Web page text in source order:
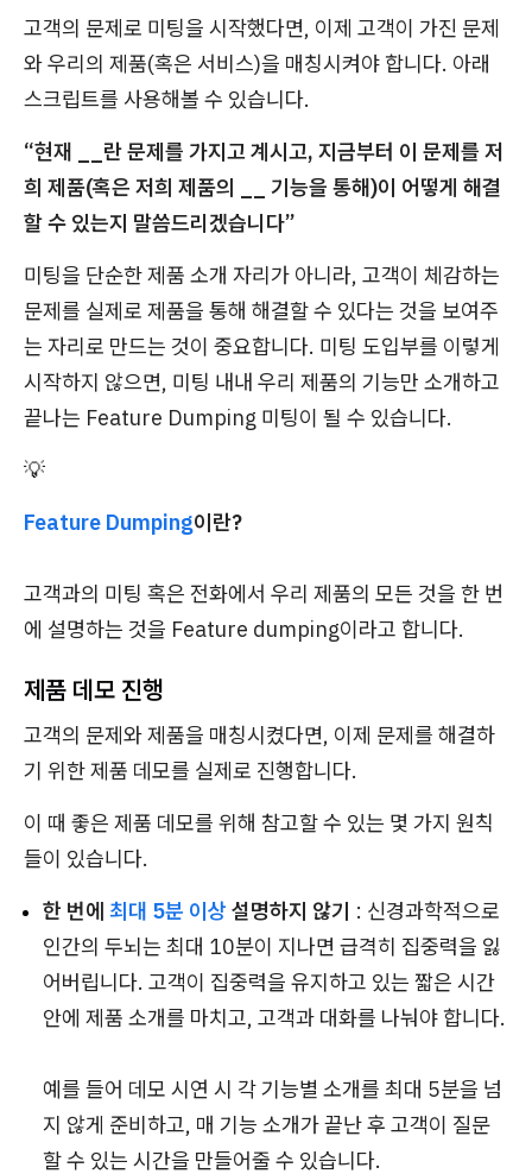
고객의 문제로 미팅을 시작했다면, 이제 고객이 가진 문제
와 우리의 제품(혹은 서비스)을 매칭시켜야 합니다. 아래
스크립트를 사용해볼 수 있습니다.
“현재 __란 문제를 가지고 계시고, 지금부터 이 문제를 저
희 제품(혹은 저희 제품의 __ 기능을 통해)이 어떻게 해결
할 수 있는지 말씀드리겠습니다”
미팅을 단순한 제품 소개 자리가 아니라, 고객이 체감하는
문제를 실제로 제품을 통해 해결할 수 있다는 것을 보여주
는 자리로 만드는 것이 중요합니다. 미팅 도입부를 이렇게
시작하지 않으면, 미팅 내내 우리 제품의 기능만 소개하고
끝나는 Feature Dumping 미팅이 될 수 있습니다.
💡
Feature Dumping이란?
고객과의 미팅 혹은 전화에서 우리 제품의 모든 것을 한 번
에 설명하는 것을 Feature dumping이라고 합니다.
제품 데모 진행
고객의 문제와 제품을 매칭시켰다면, 이제 문제를 해결하
기 위한 제품 데모를 실제로 진행합니다.
이 때 좋은 제품 데모를 위해 참고할 수 있는 몇 가지 원칙
들이 있습니다.
한 번에 최대 5분 이상 설명하지 않기 : 신경과학적으로
인간의 두뇌는 최대 10분이 지나면 급격히 집중력을 잃
어버립니다. 고객이 집중력을 유지하고 있는 짧은 시간
안에 제품 소개를 마치고, 고객과 대화를 나눠야 합니다.
예를 들어 데모 시연 시 각 기능별 소개를 최대 5분을 넘
지 않게 준비하고, 매 기능 소개가 끝난 후 고객이 질문
할 수 있는 시간을 만들어줄 수 있습니다.